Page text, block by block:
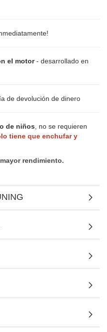
el motor- desarrollado en
de devolución de dinero
de niños , no se requieren
tiene que enchufar y
rendimiento.